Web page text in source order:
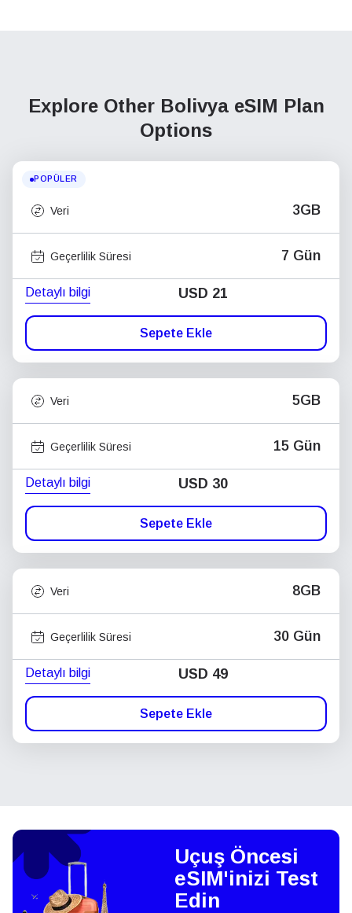
Explore Other Bolivya eSIM Plan
Options
POPÜLER
Veri 3GB
Geçerlilik Süresi 7 Gün
Detaylı bilgi USD 21
Sepete Ekle
Veri 5GB
Geçerlilik Süresi 15 Gün
Detaylı bilgi USD 30
Sepete Ekle
Veri 8GB
Geçerlilik Süresi 30 Gün
Detaylı bilgi USD 49
Sepete Ekle
Uçuş Öncesi
eSIM'inizi Test
Edin